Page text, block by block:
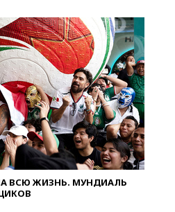
мирный житель
вчера, 14:54В Аргентине умер
отец футболиста Лионеля
Месси
вчера, 14:43Турция
ограничила судоходство в
Черном море
вчера, 14:20Генпрокурором
США стал Тодд Бланш
вчера, 13:37Пляжи
Геленджика закрыты из-за
опасности БПЛА
ВСЮ ЖИЗНЬ. МУНДИАЛЬ